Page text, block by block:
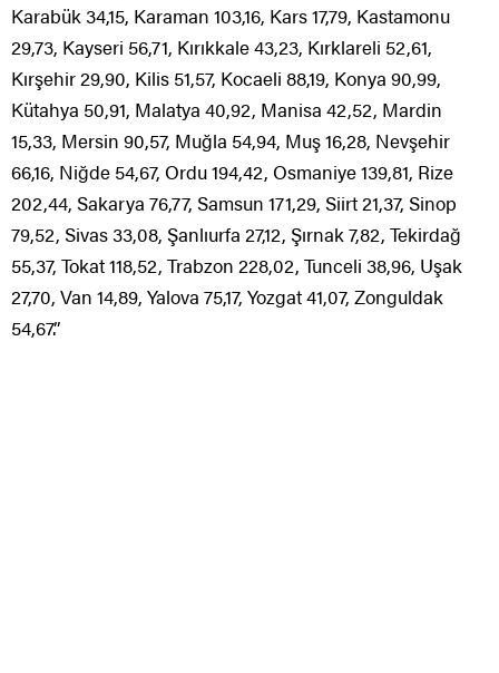
Karabük 34,15, Karaman 103,16, Kars 17,79, Kastamonu
29,73, Kayseri 56,71, Kırıkkale 43,23, Kırklareli 52,61,
Kırşehir 29,90, Kilis 51,57, Kocaeli 88,19, Konya 90,99,
Kütahya 50,91, Malatya 40,92, Manisa 42,52, Mardin
15,33, Mersin 90,57, Muğla 54,94, Muş 16,28, Nevşehir
66,16, Niğde 54,67, Ordu 194,42, Osmaniye 139,81, Rize
202,44, Sakarya 76,77, Samsun 171,29, Siirt 21,37, Sinop
79,52, Sivas 33,08, Şanlıurfa 27,12, Şırnak 7,82, Tekirdağ
55,37, Tokat 118,52, Trabzon 228,02, Tunceli 38,96, Uşak
27,70, Van 14,89, Yalova 75,17, Yozgat 41,07, Zonguldak
54,67.”